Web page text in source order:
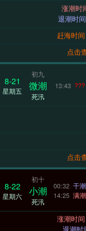
赶海时
点击
8-21
星期五
初九
微潮
死汛
13:43 ???
点击
8-22
星期六
初十
小潮
死汛
00:32 干潮
14:25 满潮